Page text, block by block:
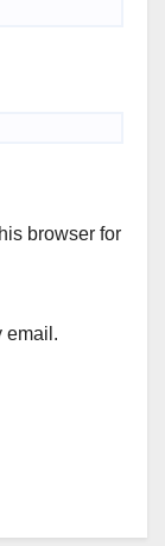
browser for
email.